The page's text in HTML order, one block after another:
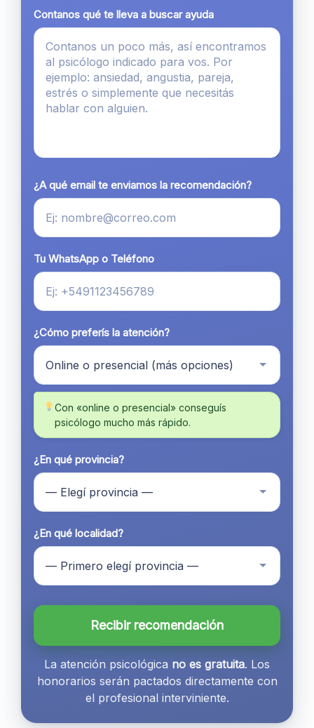
Contanos qué te lleva a buscar ayuda
¿A qué email te enviamos la recomendación?
Tu WhatsApp o Teléfono
¿Cómo preferís la atención?
Con «online o presencial» conseguís
psicólogo mucho más rápido.
¿En qué provincia?
¿En qué localidad?
Recibir recomendación
La atención psicológica no es gratuita. Los
honorarios serán pactados directamente con
el profesional interviniente.